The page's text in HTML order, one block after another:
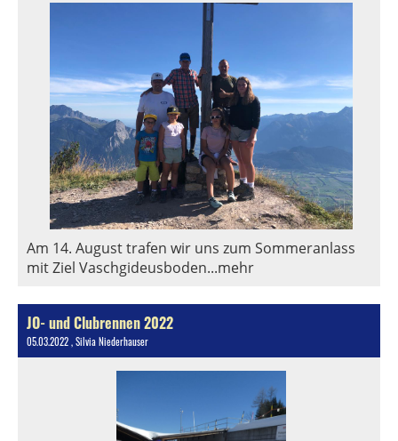
Am 14. August trafen wir uns zum Sommeranlass
mit Ziel Vaschgideusboden...mehr
JO- und Clubrennen 2022
05.03.2022, Silvia Niederhauser